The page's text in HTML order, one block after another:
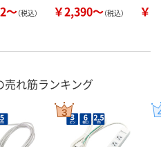
～（税込） ￥2,390～（税込） ￥
れ筋ランキング